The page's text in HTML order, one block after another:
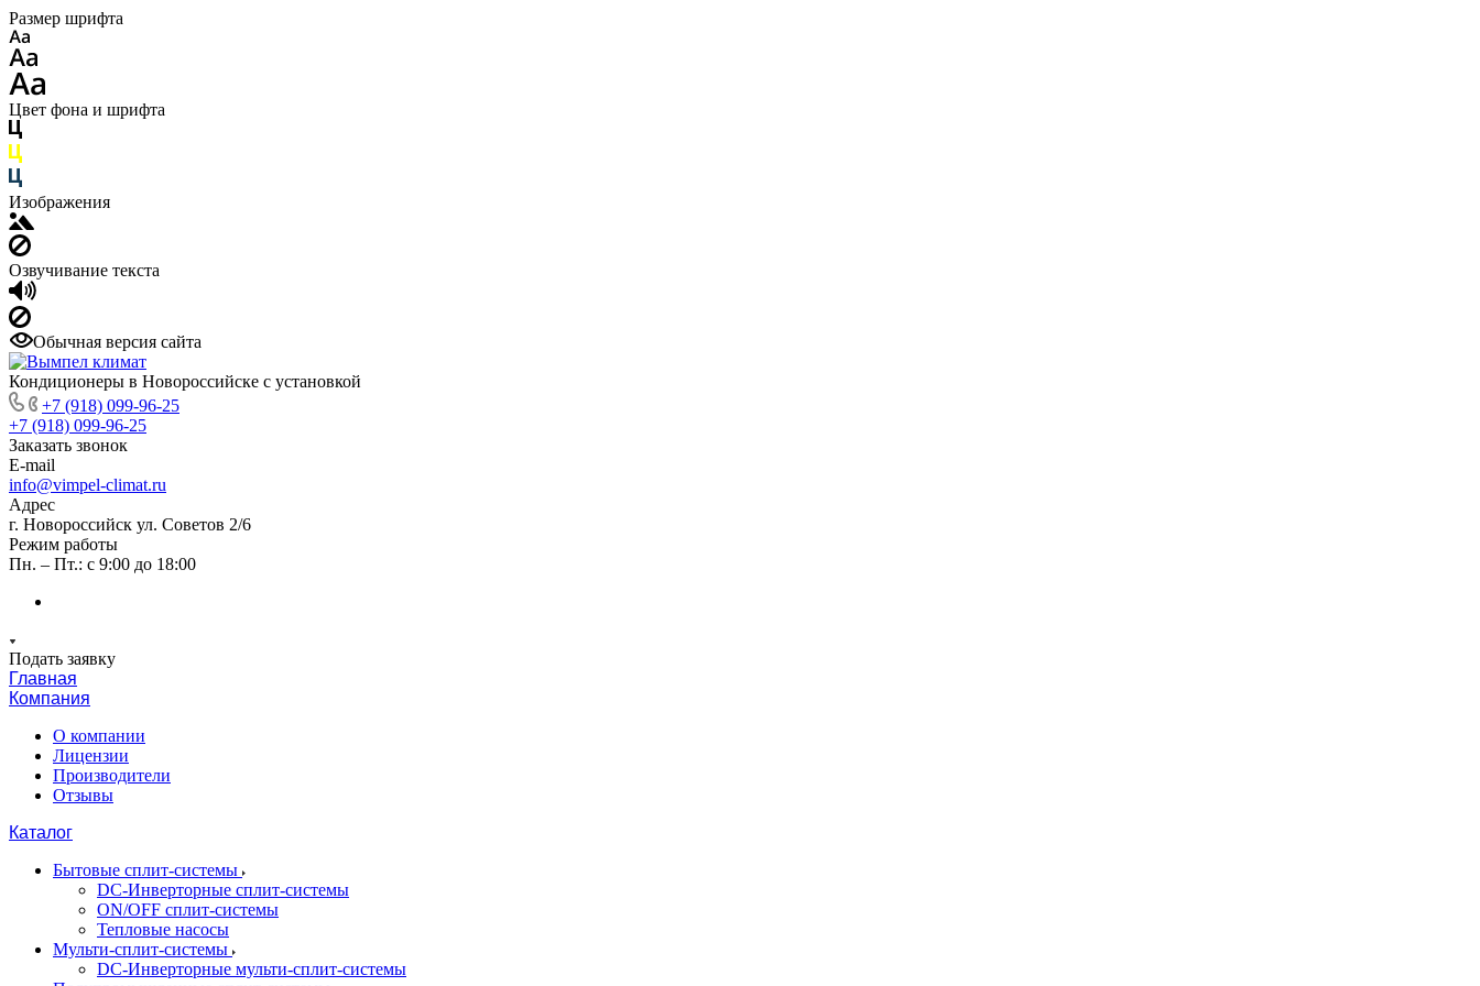
Размер шрифта
Цвет фона и шрифта
Изображения
Озвучивание текста
Обычная версия сайта
Кондиционеры в Новороссийске с установкой
+7 (918) 099-96-25
+7 (918) 099-96-25
Заказать звонок
E-mail
info@vimpel-climat.ru
Адрес
г. Новороссийск ул. Советов 2/6
Режим работы
Пн. – Пт.: с 9:00 до 18:00
Подать заявку
Главная
Компания
О компании
Лицензии
Производители
Отзывы
Каталог
Бытовые сплит-системы
DC-Инверторные сплит-системы
ON/OFF сплит-системы
Тепловые насосы
Мульти-сплит-системы
DC-Инверторные мульти-сплит-системы